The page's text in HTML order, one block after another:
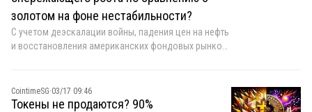
золотом на фоне нестабильности?
С учетом деэскалации войны, падения цен на нефть
и восстановления американских фондовых рынков,
CointimeSG·03/17 09:46
Токены не продаются? 90%